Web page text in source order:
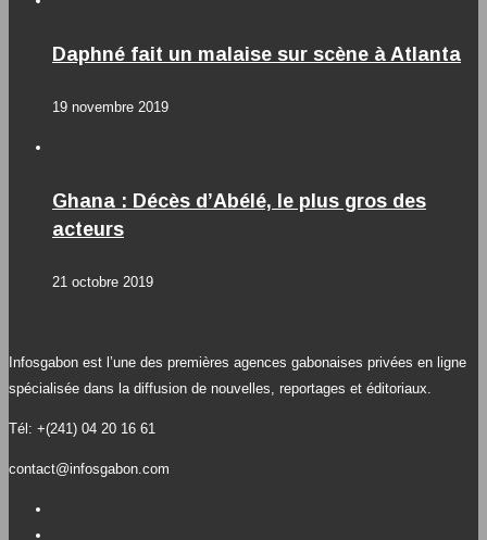
Daphné fait un malaise sur scène à Atlanta
19 novembre 2019
Ghana : Décès d’Abélé, le plus gros des
acteurs
21 octobre 2019
Infosgabon est l’une des premières agences gabonaises privées en ligne
spécialisée dans la diffusion de nouvelles, reportages et éditoriaux.
Tél: +(241) 04 20 16 61
contact@infosgabon.com